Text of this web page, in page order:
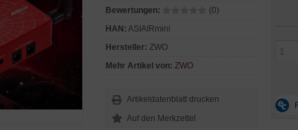
Bewertungen:
(0)
HAN: ASIAIRmini
Hersteller: ZWO
Mehr Artikel von: ZWO
Artikeldatenblatt drucken